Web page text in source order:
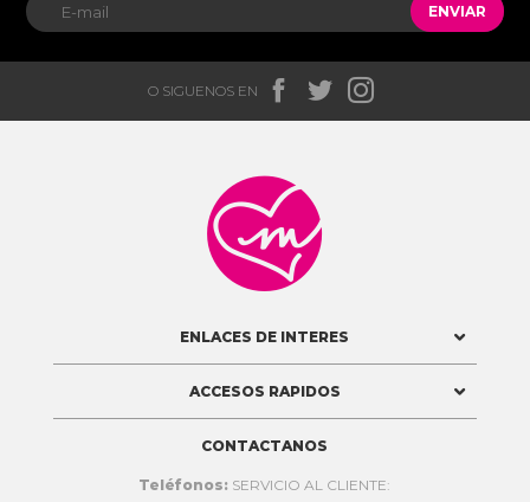
ENVIAR
O SIGUENOS EN   

ENLACES DE INTERES
ACCESOS RAPIDOS
CONTACTANOS
Teléfonos: SERVICIO AL CLIENTE: